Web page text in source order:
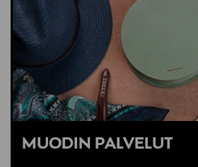
matkareppu, kaupunkireppu,
cityreppu, laukku, matkalaukku,
läppäri, tietokone,
kaupungille, unisex
MUODIN PALVELUT